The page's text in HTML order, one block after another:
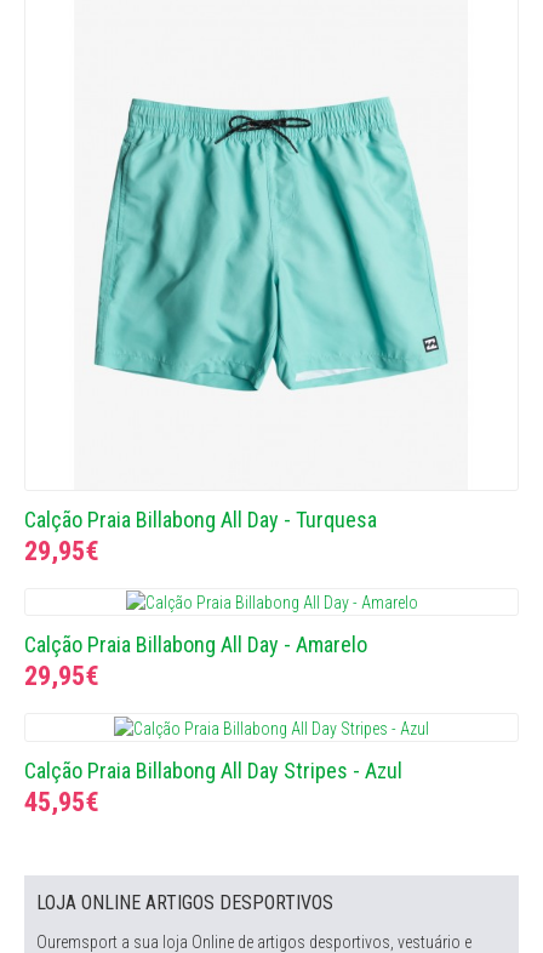
Calção Praia Billabong All Day - Turquesa
29,95€
Calção Praia Billabong All Day - Amarelo
29,95€
Calção Praia Billabong All Day Stripes - Azul
45,95€
LOJA ONLINE ARTIGOS DESPORTIVOS
Ouremsport a sua loja Online de artigos desportivos, vestuário e